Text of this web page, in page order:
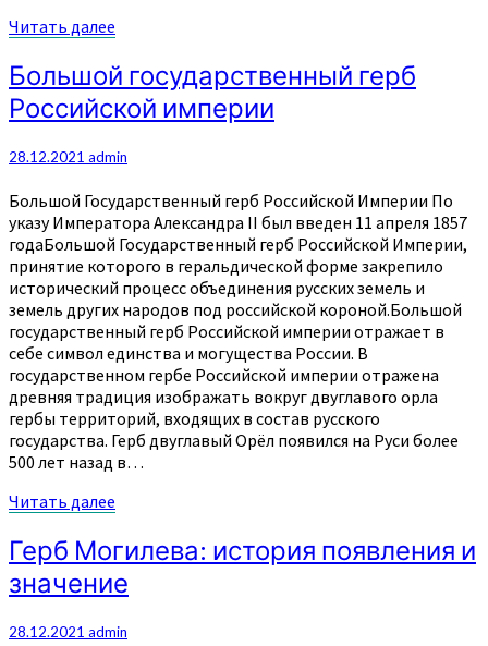
Читать далее
Большой
государственный
герб
империи
Большой государственный герб
Российской империи
28.12.2021 admin
Большой Государственный герб Российской Империи По
указу Императора Александра II был введен 11 апреля 1857
годаБольшой Государственный герб Российской Империи,
принятие которого в геральдической форме закрепило
исторический процесс объединения русских земель и
земель других народов под российской короной.Большой
государственный герб Российской империи отражает в
себе символ единства и могущества России. В
государственном гербе Российской империи отражена
древняя традиция изображать вокруг двуглавого орла
гербы территорий, входящих в состав русского
государства. Герб двуглавый Орёл появился на Руси более
500 лет назад в…
Читать далее
Герб
Могилева:
история
и
Герб Могилева: история появления и
значение
28.12.2021 admin